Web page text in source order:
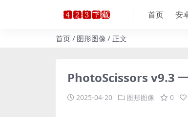
首页 安
首页 图形图像 正文
PhotoScissors v9.3
2025-04-20 图形图像 0